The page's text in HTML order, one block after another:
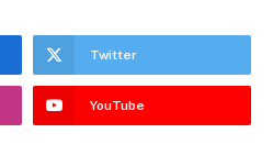
Twitter
YouTube